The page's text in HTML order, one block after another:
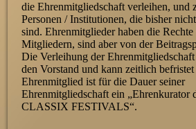
die Ehrenmitgliedschaft verleihen, und
Personen / Institutionen, die bisher
sind. Ehrenmitglieder haben die Rechte
Mitgliedern, sind aber von der
Die Verleihung der
den Vorstand und kann zeitlich
Ehrenmitglied ist für die Dauer seiner
Ehrenmitgliedschaft ein „Ehrenkurator
CLASSIX FESTIVALS“.